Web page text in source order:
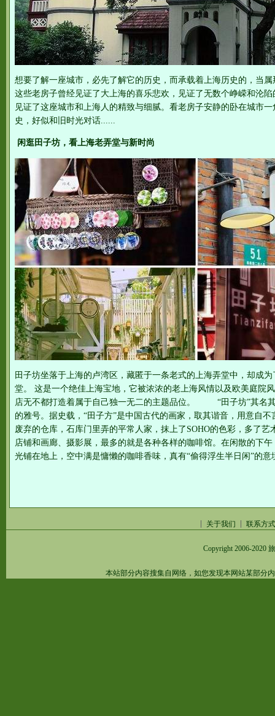
想要了解一座城市，必先了解它的历史，而承载着上海历史的，当
这些老房子曾经见证了大上海的喜乐悲欢，见证了无数个峥嵘和沦
见证了这座城市和上海人的精致与细腻。看老房子安静的卧在城市
史，好似和旧时光对话......
闲逛田子坊，看上海老弄堂与新时尚
田子坊坐落于上海的卢湾区，藏匿于一条老式的上海弄堂中，却成
堂。 这是一个绝佳上海宝地，它被浓浓的老上海风情以及欧美庭院
店无不都打造着属于自己独一无二的主题品位。 “田子坊”其名其
的雅号。据史载，“田子方”是中国古代的画家，取其谐音，用意自
废弃的仓库，石库门里弄的平常人家，抹上了SOHO的色彩，多
店铺和画廊、摄影展，最多的就是各种各样的咖啡馆。在闲散的下
光铺在地上，空中满是慵懒的咖啡香味，真有“偷得浮生半日闲”
关于我们 联系方式
Copyright 2006-2020
本站部分内容搜集自网络，如您发现本网站某部分